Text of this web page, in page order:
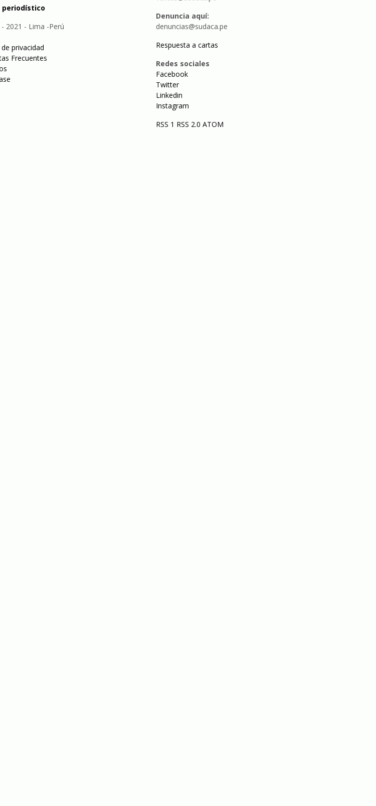
periodístico
- 2021 - Lima -Perú
privacidad
Frecuentes
Denuncia aquí:
denuncias@sudaca.pe
Respuesta a cartas
Redes sociales
Facebook
Twitter
Linkedin
Instagram
RSS 1 RSS 2.0 ATOM